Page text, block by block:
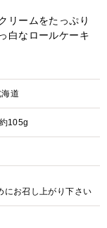
リームをたっぷり
白なロールケーキ
道
105g
お召し上がり下さい